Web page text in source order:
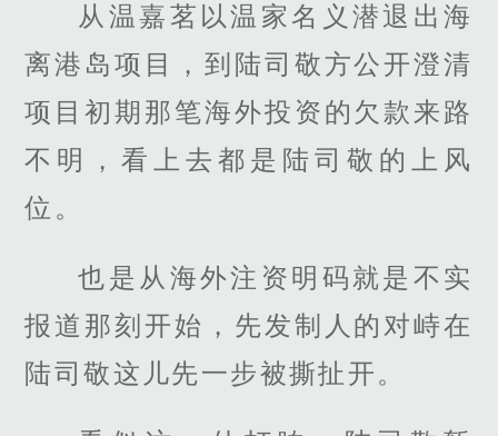
从温嘉茗以温家名义潜退出海
离港岛项目，到陆司敬方公开澄清
项目初期那笔海外投资的欠款来路
不明，看上去都是陆司敬的上风
位。
也是从海外注资明码就是不实
报道那刻开始，先发制人的对峙在
陆司敬这儿先一步被撕扯开。